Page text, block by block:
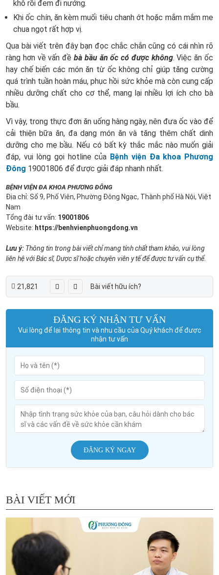
khô rồi đem đi nướng.
Khi ốc chín, ăn kèm muối tiêu chanh ớt hoặc mắm mắm me
chua ngọt rất hợp vị.
Qua bài viết trên đây bạn đọc chắc chắn cũng có cái nhìn rõ
ràng hơn về vấn đề bà bầu ăn ốc có được không. Việc ăn ốc
hay chế biến các món ăn từ ốc không chỉ giúp tăng cường
quá trình tuần hoàn máu, phục hồi sức khỏe mà còn cung cấp
nhiều dưỡng chất cho cơ thể, mang lại nhiều lợi ích cho bà
bầu.
Vì vậy, trong thực đơn ăn uống hàng ngày, nên đưa ốc vào để
cải thiện bữa ăn, đa dạng món ăn và tăng thêm chất dinh
dưỡng cho mẹ bầu. Nếu có bất kỳ thắc mắc nào muốn giải
đáp, vui lòng gọi hotline của Bệnh viện Đa khoa Phương
Đông 19001806 để được giải đáp nhanh nhất.
BỆNH VIỆN ĐA KHOA PHƯƠNG ĐÔNG
Địa chỉ: Số 9, Phố Viên, Phường Đông Ngạc, Thành phố Hà Nội, Việt
Nam
Tổng đài tư vấn: 19001806
Website: https://benhvienphuongdong.vn
Lưu ý: Thông tin trong bài viết chỉ mang tính chất tham khảo, vui lòng
liên hệ với Bác sĩ, Dược sĩ hoặc chuyên viên y tế để được tư vấn cụ thể.
21,821 Bài viết hữu ích?
ĐĂNG KÝ NHẬN TƯ VẤN
Vui lòng để lại thông tin và nhu cầu của Quý khách để được
nhận tư vấn
ĐĂNG KÝ NGAY
BÀI VIẾT MỚI